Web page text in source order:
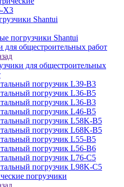
X3
Shantui
погрузчики Shantui
для общестроительных работ
для общестроительных
погрузчик L39-B3
погрузчик L36-B5
погрузчик L36-B3
погрузчик L46-B5
погрузчик L58K-B5
погрузчик L68K-B5
погрузчик L55-B5
погрузчик L56-B6
погрузчик L76-С5
погрузчик L98K-C5
погрузчики